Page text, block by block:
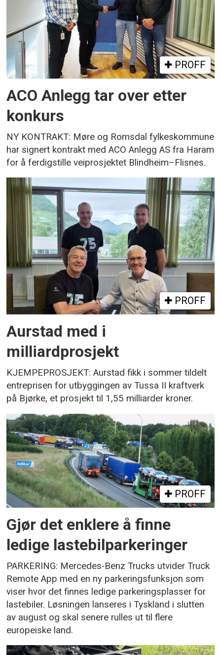
PROFF
ACO Anlegg tar over etter
konkurs
NY KONTRAKT: Møre og Romsdal fylkeskommune
har signert kontrakt med ACO Anlegg AS fra Haram
for å ferdigstille veiprosjektet Blindheim–Flisnes.
PROFF
Aurstad med i
milliardprosjekt
KJEMPEPROSJEKT: Aurstad fikk i sommer tildelt
entreprisen for utbyggingen av Tussa II kraftverk
på Bjørke, et prosjekt til 1,55 milliarder kroner.
PROFF
Gjør det enklere å finne
ledige lastebilparkeringer
PARKERING: Mercedes-Benz Trucks utvider Truck
Remote App med en ny parkeringsfunksjon som
viser hvor det finnes ledige parkeringsplasser for
lastebiler. Løsningen lanseres i Tyskland i slutten
av august og skal senere rulles ut til flere
europeiske land.